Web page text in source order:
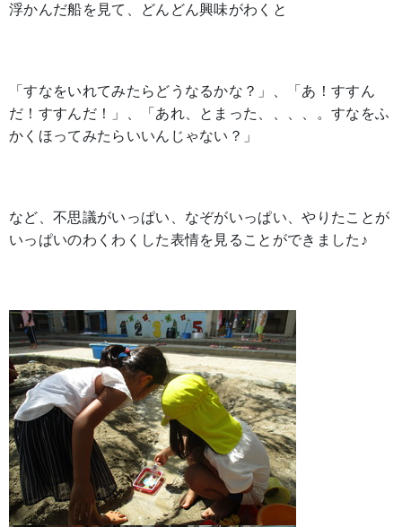
浮かんだ船を見て、どんどん興味がわくと
「すなをいれてみたらどうなるかな？」、「あ！すすん
だ！すすんだ！」、「あれ、とまった、、、、。すなをふ
かくほってみたらいいんじゃない？」
など、不思議がいっぱい、なぞがいっぱい、やりたことが
いっぱいのわくわくした表情を見ることができました♪